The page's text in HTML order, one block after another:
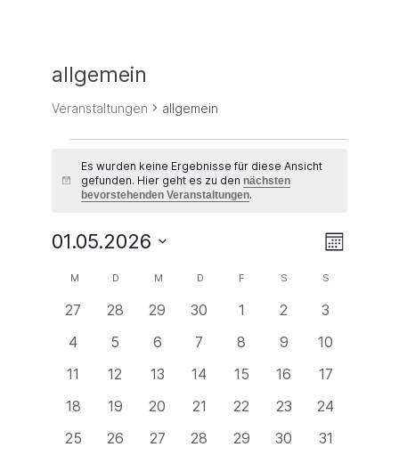
allgemein
Veranstaltungen allgemein
Hinweis
Es wurden keine Ergebnisse für diese Ansicht
gefunden. Hier geht es zu dennächsten
bevorstehenden Veranstaltungen.
Monat
01.05.2026
wählen.
Kalender
von
M MONTAG
D DIENSTAG
M MITTWOCH
D DONNERSTAG
F FREITAGS SAMSTAG
S
0
27
0
28
0
29
0
30
0
1
0
2
0
3
0
4
0
5
0
6
0
7
0
8
0
9
0
10
0
11
0
12
0
13
0
14
0
15
0
16
0
17
0
18
0
19
0
20
0
21
0
22
0
23
0
24
0
25
0
26
0
27
0
28
0
29
0
30
0
31